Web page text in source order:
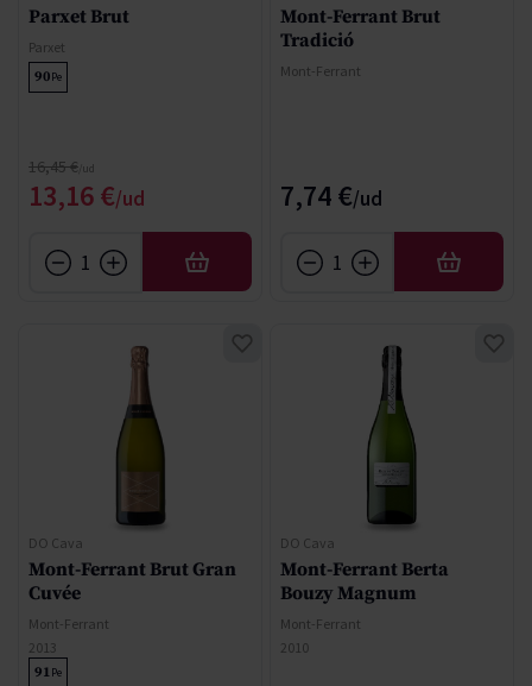
Parxet Brut
Parxet
90Pe
Precio especial
13,16 €
Precio normal
16,45 €
AÑADIR
Mont-Ferrant Brut
Tradició
Mont-Ferrant
7,74 €
AÑADIR
DO Cava
Mont-Ferrant Brut Gran
Cuvée
Mont-Ferrant
2013
91Pe
DO Cava
Mont-Ferrant Berta
Bouzy Magnum
Mont-Ferrant
2010